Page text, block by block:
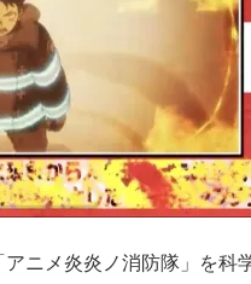
ニメ炎炎ノ消防隊」を科